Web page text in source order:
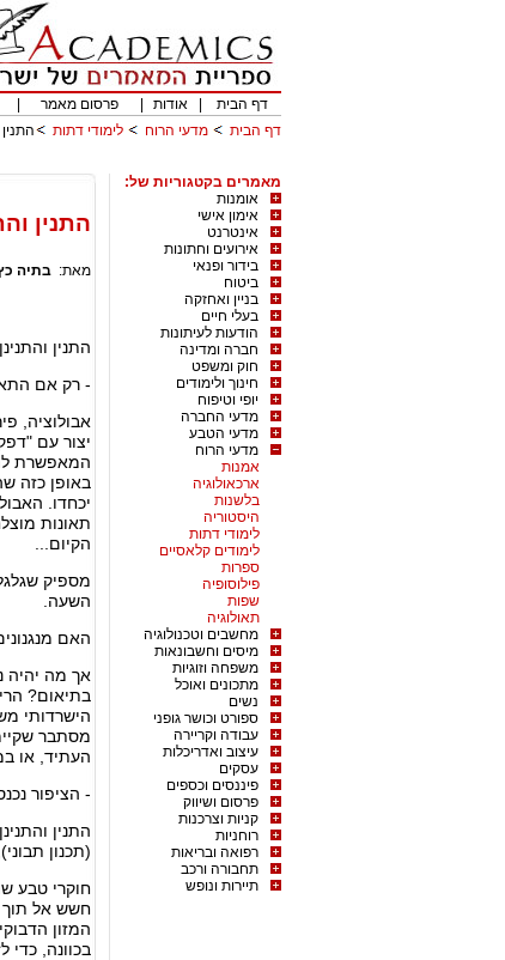
דף הבית
אודות פרסום מאמר
דף הבית
מדעי הרוח לימודי דתות התנין
מאמרים בקטגוריות של:
אומנות
אימון אישי
אינטרנט
אירועים וחתונות
בידור ופנאי
ביטוח
בניין ואחזקה
בעלי חיים
הודעות לעיתונות
חברה ומדינה
חוק ומשפט
חינוך ולימודים
יופי וטיפוח
מדעי החברה
מדעי הטבע
מדעי הרוח
אמנות
ארכאולוגיה
בלשנות
היסטוריה
לימודי דתות
לימודים קלאסיים
ספרות
פילוסופיה
שפות
תאולוגיה
מחשבים וטכנולוגיה
מיסים וחשבונאות
משפחה וזוגיות
מתכונים ואוכל
נשים
ספורט וכושר גופני
עבודה וקריירה
עיצוב ואדריכלות
עסקים
פיננסים וכספים
פרסום ושיווק
קניות וצרכנות
רוחניות
רפואה ובריאות
תחבורה ורכב
תיירות ונופש
התנין
מאת: בתיה
התנין
- רק אם
אבולוציה,
יצור עם
המאפשרת
באופן כזה
יכחדו.
תאונות
הקיום...
מספיק
השעה.
האם
אך מה יהיה
בתיאום?
הישרדותי
מסתבר
העתיד, או
- הציפור
(תכנון
חוקרי טבע
חשש אל תוך
המזון
בכוונה, כדי